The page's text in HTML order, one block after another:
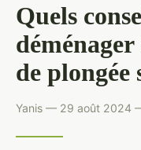
Quels
de plongée
Yanis — 29 août 2024